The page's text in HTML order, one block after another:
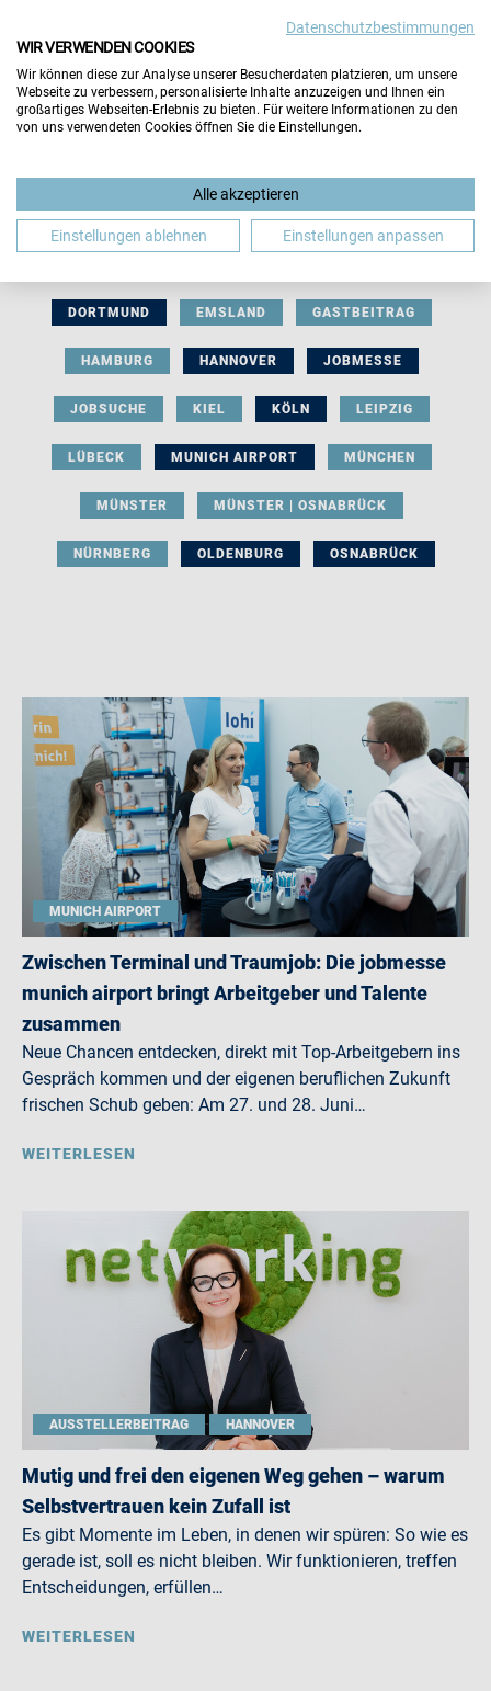
BERUFLICHE ORIENTIERUNG BEWERBUNG
DORTMUND EMSLAND GASTBEITRAG
HAMBURG HANNOVER JOBMESSE
JOBSUCHE KIEL KÖLN LEIPZIG
LÜBECK MUNICH AIRPORT MÜNCHEN
MÜNSTER MÜNSTER | OSNABRÜCK
NÜRNBERG OLDENBURG OSNABRÜCK
MUNICH AIRPORT
Zwischen Terminal und Traumjob: Die jobmesse
munich airport bringt Arbeitgeber und Talente
zusammen
Neue Chancen entdecken, direkt mit Top-Arbeitgebern ins
Gespräch kommen und der eigenen beruflichen Zukunft
frischen Schub geben: Am 27. und 28. Juni…
WEITERLESEN
AUSSTELLERBEITRAG HANNOVER
Mutig und frei den eigenen Weg gehen – warum
Selbstvertrauen kein Zufall ist
Es gibt Momente im Leben, in denen wir spüren: So wie es
gerade ist, soll es nicht bleiben. Wir funktionieren, treffen
Entscheidungen, erfüllen…
WEITERLESEN
Datenschutzbestimmungen
WIR VERWENDEN COOKIES
Wir können diese zur Analyse unserer Besucherdaten platzieren, um unsere
Webseite zu verbessern, personalisierte Inhalte anzuzeigen und Ihnen ein
großartiges Webseiten-Erlebnis zu bieten. Für weitere Informationen zu den
von uns verwendeten Cookies öffnen Sie die Einstellungen.
Alle akzeptieren
Einstellungen ablehnen Einstellungen anpassen